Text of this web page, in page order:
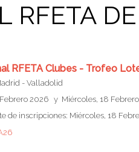
RFETA
RFETA Clubes - Trofeo
- Valladolid
2026 y Miércoles, 18
de inscripciones: Miércoles, 18